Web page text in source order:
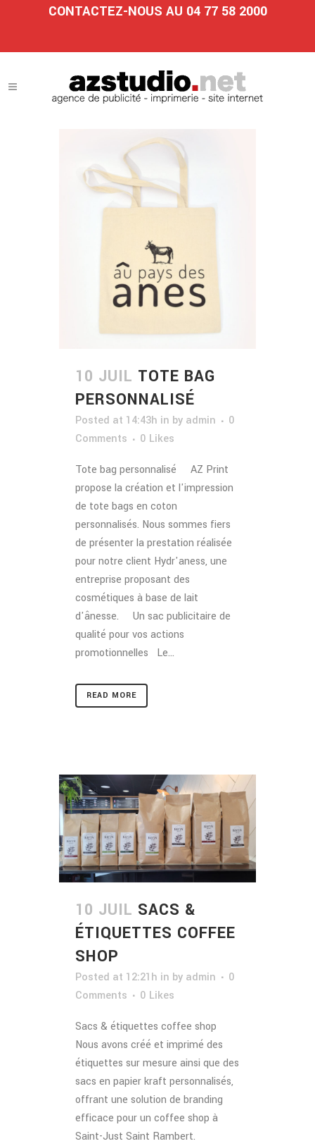
CONTACTEZ-NOUS AU 04 77 58 2000
10 JUIL TOTE BAG
PERSONNALISÉ
Posted at 14:43h in by admin
0
Comments
0 Likes
Tote bag personnalisé AZ Print
propose la création et l'impression
de tote bags en coton
personnalisés. Nous sommes fiers
de présenter la prestation réalisée
pour notre client Hydr'aness, une
entreprise proposant des
cosmétiques à base de lait
d'ânesse. Un sac publicitaire de
qualité pour vos actions
promotionnelles Le...
READ MORE
10 JUIL SACS &
ÉTIQUETTES COFFEE
SHOP
Posted at 12:21h in by admin
0
Comments
0 Likes
Sacs & étiquettes coffee shop
Nous avons créé et imprimé des
étiquettes sur mesure ainsi que des
sacs en papier kraft personnalisés,
offrant une solution de branding
efficace pour un coffee shop à
Saint-Just Saint Rambert.